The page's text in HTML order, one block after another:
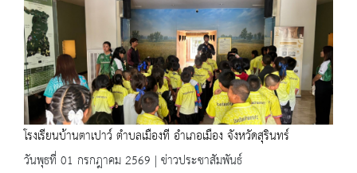
โรงเรียนบ้านตาเปาว์ ตำบลเมืองที อำเภอเมือง จังหวัดสุรินทร์
วันพุธที่ 01 กรกฎาคม 2569 | ข่าวประชาสัมพันธ์